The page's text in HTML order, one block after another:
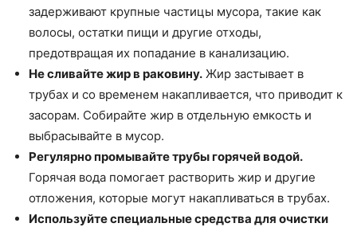
задерживают крупные частицы мусора, такие как
волосы, остатки пищи и другие отходы,
предотвращая их попадание в канализацию.
Не сливайте жир в раковину. Жир застывает в
трубах и со временем накапливается, что приводит к
засорам. Собирайте жир в отдельную емкость и
выбрасывайте в мусор.
Регулярно промывайте трубы горячей водой.
Горячая вода помогает растворить жир и другие
отложения, которые могут накапливаться в трубах.
Используйте специальные средства для очистки